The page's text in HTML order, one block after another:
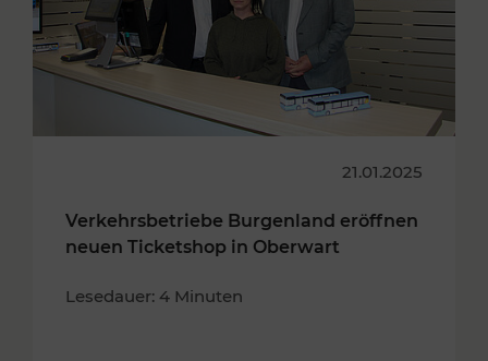
21.01.2025
Verkehrsbetriebe Burgenland eröffnen
neuen Ticketshop in Oberwart
Lesedauer: 4 Minuten